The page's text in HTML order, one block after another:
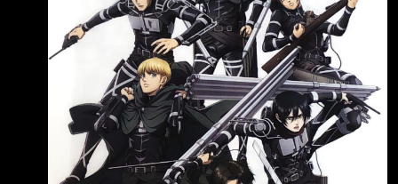
屬盔甲、皮帶融入球衣細節中 棒球帽更放上經
典的自由之翼標誌 調查兵團的戰鬥英姿完整帥
氣呈現 期待已久的悍將家人們及進巨迷 披上
屬於我們的戰袍，一起並肩作戰！ 獻出你們的
心臟吧！ 商品資訊 進擊的巨人聯名球迷版球
衣｜$25